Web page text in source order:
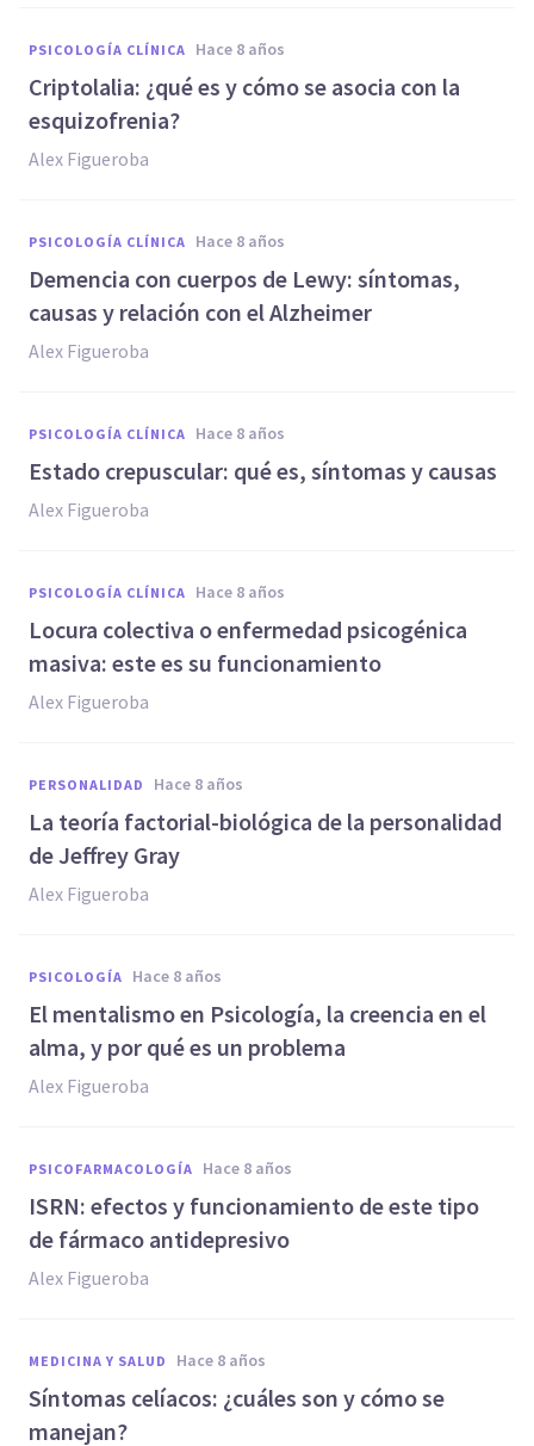
PSICOLOGÍA CLÍNICA hace 8 años
Criptolalia: ¿qué es y cómo se asocia con la
esquizofrenia?
Alex Figueroba
PSICOLOGÍA CLÍNICA hace 8 años
Demencia con cuerpos de Lewy: síntomas,
causas y relación con el Alzheimer
Alex Figueroba
PSICOLOGÍA CLÍNICA hace 8 años
Estado crepuscular: qué es, síntomas y causas
Alex Figueroba
PSICOLOGÍA CLÍNICA hace 8 años
Locura colectiva o enfermedad psicogénica
masiva: este es su funcionamiento
Alex Figueroba
PERSONALIDAD hace 8 años
La teoría factorial-biológica de la personalidad
de Jeffrey Gray
Alex Figueroba
PSICOLOGÍA hace 8 años
El mentalismo en Psicología, la creencia en el
alma, y por qué es un problema
Alex Figueroba
PSICOFARMACOLOGÍA hace 8 años
ISRN: efectos y funcionamiento de este tipo
de fármaco antidepresivo
Alex Figueroba
MEDICINA Y SALUD hace 8 años
Síntomas celíacos: ¿cuáles son y cómo se
manejan?